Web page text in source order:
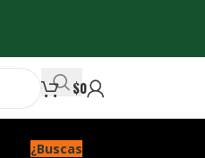
$0
¿Buscas